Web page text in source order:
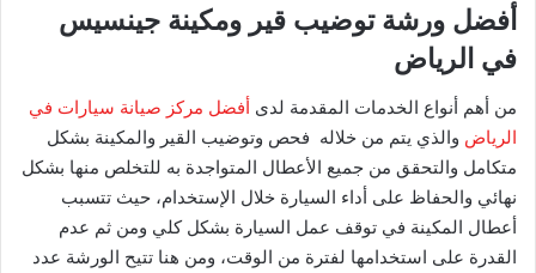
أفضل ورشة توضيب قير ومكينة جينسيس
في الرياض
من أهم أنواع الخدمات المقدمة لدى أفضل مركز صيانة سيارات في
الرياض والذي يتم من خلاله فحص وتوضيب القير والمكينة بشكل
متكامل والتحقق من جميع الأعطال المتواجدة به للتخلص منها بشكل
نهائي والحفاظ على أداء السيارة خلال الإستخدام، حيث تتسبب
أعطال المكينة في توقف عمل السيارة بشكل كلي ومن ثم عدم
القدرة على استخدامها لفترة من الوقت، ومن هنا تتيح الورشة عدد